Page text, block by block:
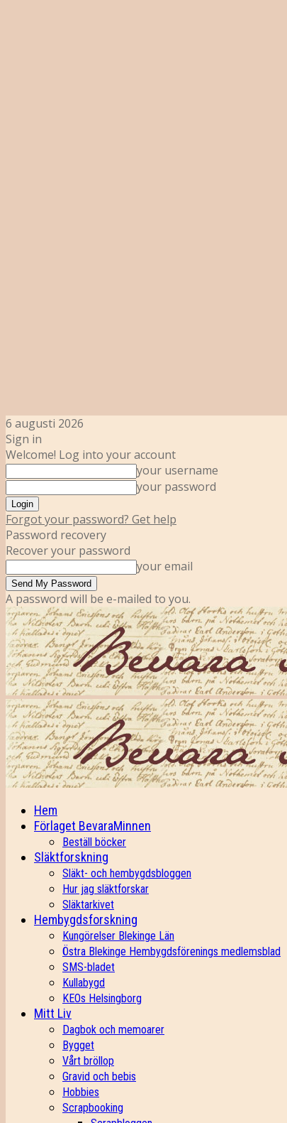
6 augusti 2026
Sign in
Welcome! Log into your account
your username
your password
Forgot your password? Get help
Password recovery
Recover your password
your email
A password will be e-mailed to you.
Hem
Förlaget BevaraMinnen
Beställ böcker
Släktforskning
Släkt- och hembygdsbloggen
Hur jag släktforskar
Släktarkivet
Hembygdsforskning
Kungörelser Blekinge Län
Östra Blekinge Hembygdsförenings medlemsblad
SMS-bladet
Kullabygd
KEOs Helsingborg
Mitt Liv
Dagbok och memoarer
Bygget
Vårt bröllop
Gravid och bebis
Hobbies
Scrapbooking